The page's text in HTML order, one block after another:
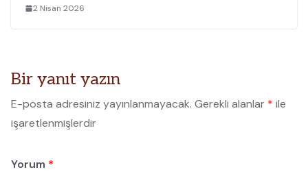
2 Nisan 2026
Bir yanıt yazın
E-posta adresiniz yayınlanmayacak. Gerekli alanlar * ile
işaretlenmişlerdir
Yorum *